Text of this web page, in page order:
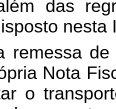
das
nesta
remessa
Nota
o